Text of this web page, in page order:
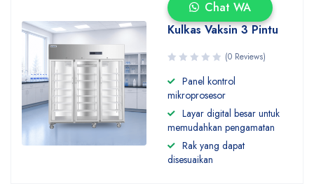
Chat WA
Kulkas Vaksin 3 Pintu
(0 Reviews)
Panel kontrol
mikroprosesor
Layar digital besar untuk
memudahkan pengamatan
Rak yang dapat
disesuaikan